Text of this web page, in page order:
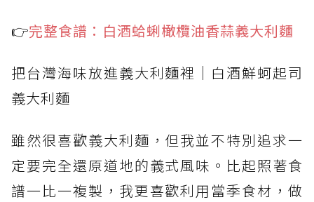
👉完整食譜：白酒蛤蜊橄欖油香蒜義大利麵
把台灣海味放進義大利麵裡｜白酒鮮蚵起司
義大利麵
雖然很喜歡義大利麵，但我並不特別追求一
定要完全還原道地的義式風味。比起照著食
譜一比一複製，我更喜歡利用當季食材，做